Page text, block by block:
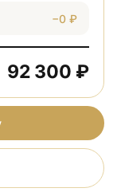
−0 ₽
92 300 ₽